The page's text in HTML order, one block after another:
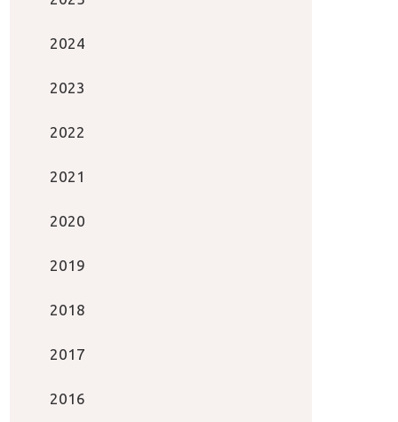
2024
2023
2022
2021
2020
2019
2018
2017
2016